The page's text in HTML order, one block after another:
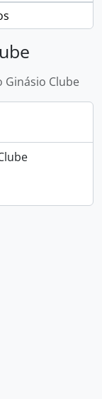
Ginásio Clube